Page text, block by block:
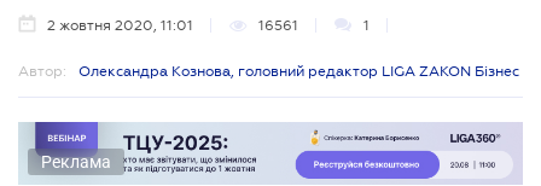
2 жовтня 2020, 11:01 16561 1
Автор: Олександра Кознова, головний редактор LIGA ZAKON Бізнес
Реклама